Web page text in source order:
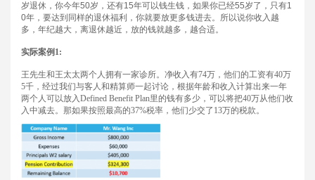
岁退休，你今年50岁，还有15年可以钱生钱，如果你已经55岁了，只有1
0年，要达到同样的退休福利，你就要放更多钱进去。所以说你收入越
多，年纪越大，离退休越近，放的钱就越多，越合适。
实际案例 1:
王先生和王太太两个人拥有一家诊所。净收入有74万，他们的工资有40万
5千，经过我们与客人和精算师一起讨论，根据年龄和收入计算出来一年
两个人可以放入Defined Benefit Plan里的钱有多少，可以将把40万从他们收
入中减去。那如果按照最高的37%税率，他们少交了 13万的税款。